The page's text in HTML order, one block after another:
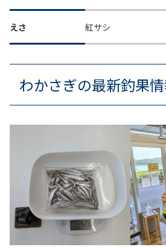
えさ 紅サシ
わかさぎの最新釣果